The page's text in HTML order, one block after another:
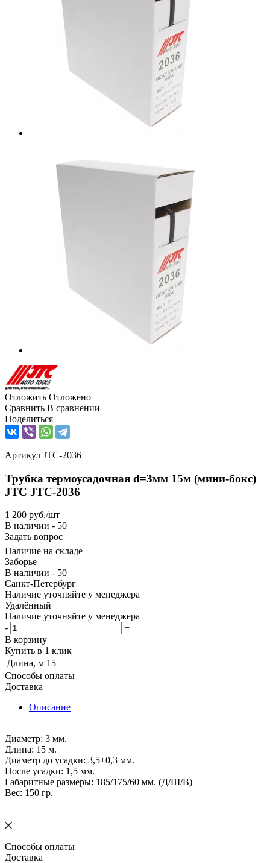
Отложить Отложено
Сравнить В сравнении
Поделиться
Артикул JTC-2036
Трубка термоусадочная d=3мм 15м (мини-бокс)
JTC JTC-2036
1 200 руб./шт
В наличии - 50
Задать вопрос
Наличие на складе
Заборье
В наличии - 50
Санкт-Петербург
Наличие уточняйте у менеджера
Удалённый
Наличие уточняйте у менеджера
-
+
В корзину
Купить в 1 клик
Длина, м 15
Способы оплаты
Доставка
Описание
Диаметр: 3 мм.
Длина: 15 м.
Диаметр до усадки: 3,5±0,3 мм.
После усадки: 1,5 мм.
Габаритные размеры: 185/175/60 мм. (Д/Ш/В)
Вес: 150 гр.
Способы оплаты
Доставка